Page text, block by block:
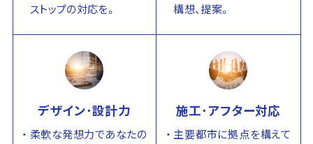
ストップの対応を。
構想、提案。
デザイン･設計力
柔軟な発想力であなたの
施工･アフター対応
主要都市に拠点を構えて